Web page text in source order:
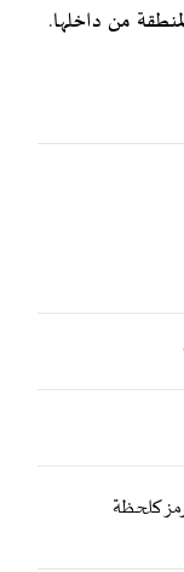
من داخلها.
هرمز كلحظة